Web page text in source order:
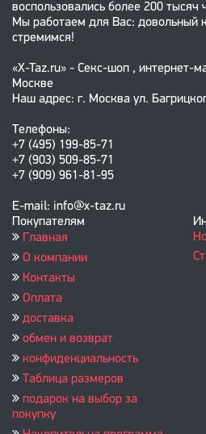
воспользовались более 200 тысяч
Мы работаем для Вас: довольный
стремимся!
«X-Taz.ru» - Секс-шоп , интернет-
Москве
Наш адрес: г. Москва ул.
Телефоны:
+7 (495) 199-85-71
+7 (903) 509-85-71
+7 (909) 961-81-95
E-mail: info@x-taz.ru
Покупателям
Главная
О компании
Контакты
Оплата
доставка
обмен и возврат
конфиденциальность
Таблица размеров
подарок на выбор за
покупку